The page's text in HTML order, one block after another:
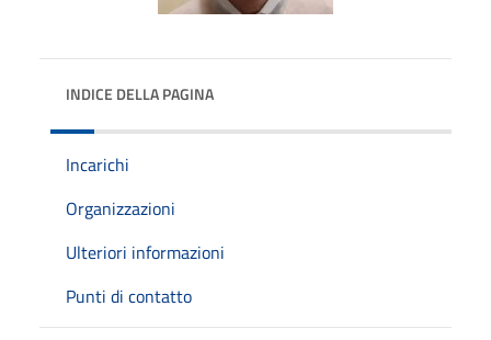
INDICE DELLA PAGINA
Incarichi
Organizzazioni
Ulteriori informazioni
Punti di contatto